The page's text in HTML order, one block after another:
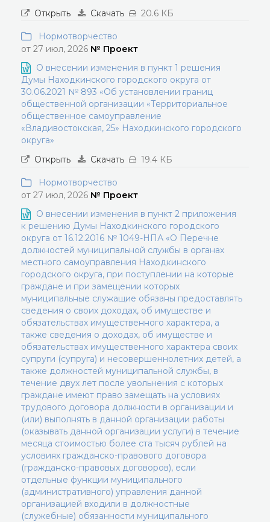
Открыть
Скачать 20.6 КБ
Нормотворчество
от 27 июл, 2026 № Проект
О внесении изменения в пункт 1 решения
Думы Находкинского городского округа от
30.06.2021 № 893 «Об установлении границ
общественной организации «Территориальное
общественное самоуправление
«Владивостокская, 25» Находкинского городского
округа»
Открыть
Скачать 19.4 КБ
Нормотворчество
от 27 июл, 2026 № Проект
О внесении изменения в пункт 2 приложения
к решению Думы Находкинского городского
округа от 16.12.2016 № 1049-НПА «О Перечне
должностей муниципальной службы в органах
местного самоуправления Находкинского
городского округа, при поступлении на которые
граждане и при замещении которых
муниципальные служащие обязаны предоставлять
сведения о своих доходах, об имуществе и
обязательствах имущественного характера, а
также сведения о доходах, об имуществе и
обязательствах имущественного характера своих
супруги (супруга) и несовершеннолетних детей, а
также должностей муниципальной службы, в
течение двух лет после увольнения с которых
граждане имеют право замещать на условиях
трудового договора должности в организации и
(или) выполнять в данной организации работы
(оказывать данной организации услуги) в течение
месяца стоимостью более ста тысяч рублей на
условиях гражданско-правового договора
(гражданско-правовых договоров), если
отдельные функции муниципального
(административного) управления данной
организацией входили в должностные
(служебные) обязанности муниципального